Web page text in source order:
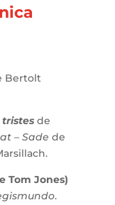
Bertolt
tristesde
– Sade de
Tom Jones)
.